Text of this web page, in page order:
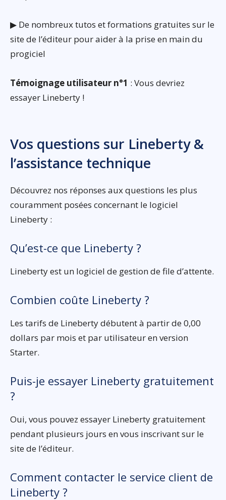
▶ De nombreux tutos et formations gratuites sur le
site de l’éditeur pour aider à la prise en main du
progiciel
Témoignage utilisateur n°1 : Vous devriez
essayer Lineberty !
Vos questions sur Lineberty &
l’assistance technique
Découvrez nos réponses aux questions les plus
couramment posées concernant le logiciel
Lineberty :
Qu’est-ce que Lineberty ?
Lineberty est un logiciel de gestion de file d’attente.
Combien coûte Lineberty ?
Les tarifs de Lineberty débutent à partir de 0,00
dollars par mois et par utilisateur en version
Starter.
Puis-je essayer Lineberty gratuitement
?
Oui, vous pouvez essayer Lineberty gratuitement
pendant plusieurs jours en vous inscrivant sur le
site de l’éditeur.
Comment contacter le service client de
Lineberty ?